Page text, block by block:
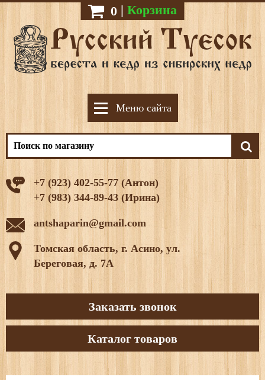
0 | Корзина
Меню сайта
+7 (923) 402-55-77 (Антон)
+7 (983) 344-89-43 (Ирина)
antshaparin@gmail.com
Томская область, г. Асино, ул.
Береговая, д. 7А
Заказать звонок
Каталог товаров